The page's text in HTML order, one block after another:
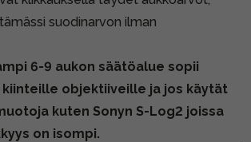
suodinarvon ilman
6-9 aukon säätöalue sopii
objektiiveille ja jos käytät
kuten Sonyn S-Log2 joissa
on isompi.